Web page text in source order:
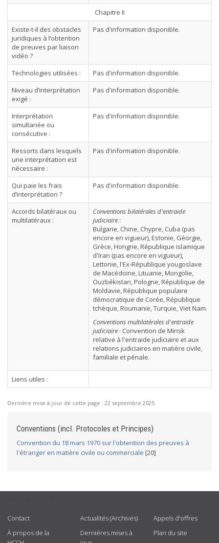
Chapitre II
Existe-t-il des obstacles
juridiques à l’obtention
de preuves par liaison
vidéo ?
Pas d'information disponible.
Technologies utilisées :
Pas d'information disponible.
Niveau d’interprétation
exigé :
Pas d'information disponible.
Interprétation
simultanée ou
consécutive :
Pas d'information disponible.
Ressorts dans lesquels
une interprétation est
nécessaire :
Pas d'information disponible.
Qui paie les frais
d’interprétation ?
Pas d'information disponible.
Accords bilatéraux ou
multilatéraux :
Conventions bilatérales d'entraide
judiciaire :
Bulgarie, Chine, Chypre, Cuba (pas
encore en vigueur), Estonie, Géorgie,
Grèce, Hongrie, République islamique
d'Iran (pas encore en vigueur),
Lettonie, l'Ex-République yougoslave
de Macédoine, Lituanie, Mongolie,
Ouzbékistan, Pologne, République de
Moldavie, République populaire
démocratique de Corée, République
tchèque, Roumanie, Turquie, Viet Nam.
Conventions multilatérales d'entraide
judiciaire : Convention de Minsk
relative à l'entraide judiciaire et aux
relations judiciaires en matière civile,
familiale et pénale.
Liens utiles :
Dernière mise à jour de cette page : 22 septembre 2025
Conventions (incl. Protocoles et Principes)
Convention du 18 mars 1970 sur l'obtention des preuves à
l'étranger en matière civile ou commerciale [20]
Contact
À propos de la
Actualités (Archives)
Dernières mises à
Appels d'offres
Plan du site